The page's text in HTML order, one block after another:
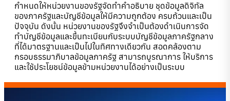
กำหนดให้หน่วยงานของรัฐจัดทำคำอธิบาย ชุดข้อมูลดิจิทัล
ของภาครัฐและบัญชีข้อมูลให้มีความถูกต้อง ครบถ้วนและเป็น
ปัจจุบัน ดังนั้น หน่วยงานของรัฐจึงจำเป็นต้องดำเนินการจัด
ทำบัญชีข้อมูลและขึ้นทะเบียนกับระบบบัญชีข้อมูลภาครัฐกลาง
ที่ได้มาตรฐานและเป็นไปในทิศทางเดียวกัน สอดคล้องตาม
กรอบธรรมาภิบาลข้อมูลภาครัฐ สามารถบูรณาการ ให้บริการ
และใช้ประโยชน์ข้อมูลข้ามหน่วยงานได้อย่างเป็นระบบ